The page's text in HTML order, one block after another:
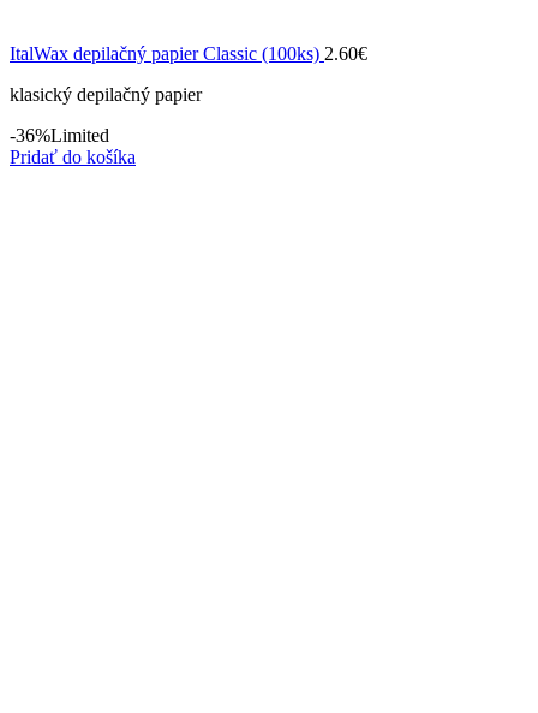
ItalWax depilačný papier Classic (100ks) 2.60€
klasický depilačný papier
-36%Limited
Pridať do košíka